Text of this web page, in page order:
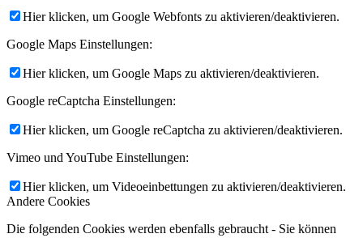
Hier klicken, um Google Webfonts zu aktivieren/deaktivieren.
Google Maps Einstellungen:
Hier klicken, um Google Maps zu aktivieren/deaktivieren.
Google reCaptcha Einstellungen:
Hier klicken, um Google reCaptcha zu aktivieren/deaktivieren.
Vimeo und YouTube Einstellungen:
Hier klicken, um Videoeinbettungen zu aktivieren/deaktivieren.
Andere Cookies
Die folgenden Cookies werden ebenfalls gebraucht - Sie können